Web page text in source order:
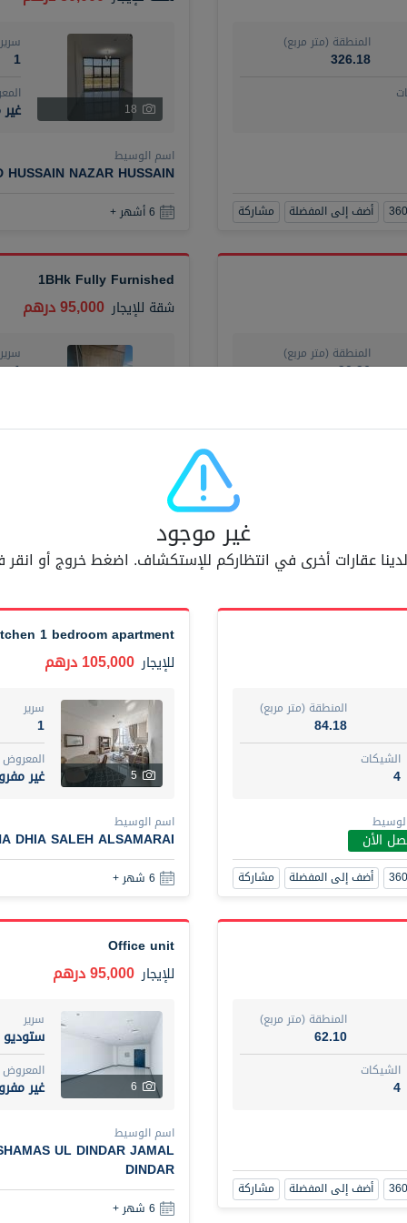
المنطقة (متر مربع)
326.18
أضف إلى المفضلة مشاركة
18
سرير
1
اسم الوسيط
HUSSAIN NAZAR HUSSAIN
6 أشهر +
المنطقة (متر مربع)
90.96
مشاركة
1BHk Fully Furnished
شقة للإيجار 95,000 درهم
سرير
1
BAHA ALDIN AL BAYATI
Fully furnished 2-
أضف إلى المفضلة
شقةللإيجار 74,500 درهم
7
اسم الوسيط
مصعب مهدى محمد عبدالرسول
6 شهر +
شقةللإيجار 48,000 درهم
3
اسم الوسيط
DIT TAMAR DAKESSIAN
6 شهر +
3 bhk villa near maktoum airport r/a
غير موجود
لدينا عقارات أخرى في انتظاركم للإستكشاف. اضغط خروج أو
المنطقة (متر مربع)
84.18
الشيكات
4
الأن
أضف إلى المفضلة مشاركة
1 bedroom apartment
للإيجار 105,000 درهم
5
سرير
1
المعروض
غير
اسم الوسيط
DHIA SALEH ALSAMARAI
6 شهر +
المنطقة (متر مربع)
62.10
الشيكات
4
أضف إلى المفضلة مشاركة
Office unit
للإيجار 95,000 درهم
6
سرير
ستوديو
المعروض
غير
اسم الوسيط
UL DINDAR JAMAL
DINDAR
6 شهر +